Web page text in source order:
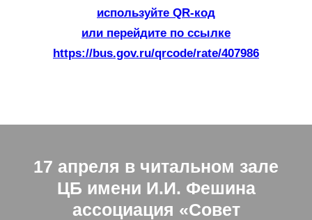
используйте QR-код
или перейдите по ссылке
https://bus.gov.ru/qrcode/rate/407986
17 апреля в читальном зале
ЦБ имени И.И. Фешина
ассоциация «Совет